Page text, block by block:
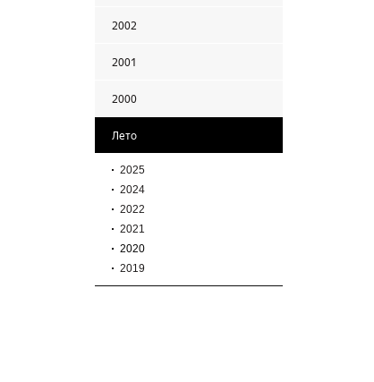
2002
2001
2000
Лето
2025
2024
2022
2021
2020
2019